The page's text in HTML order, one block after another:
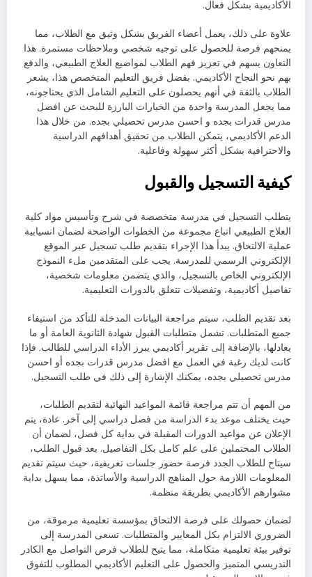
الأكاديمية بشكل فعال.
علاوة على ذلك، يعمل أعضاء الفريق بشكل وثيق مع الطلاب، مما
يمنحهم فرصة للحصول على توجيه شخصي وملاحظات مستمرة. هذا
التعاون يسهم في تعزيز فهم الطلاب لمواضيع العلاج الطبيعي، والدفع
بهم نحو النجاح الأكاديمي. بفضل فريق التعليم المتخصص هذا، يشعر
الطلاب بالثقة في أنهم يحصلون على التعليم الشامل الذي يحتاجونه،
مما يجعل المدرسة واحدة من الخيارات البارزة للبحث عن افضل
مدرس قدرات بجده و احسن مدرس تحصيلي بجده. من خلال هذا
الدعم الأكاديمي، يتمكن الطلاب من تحقيق أهدافهم الدراسية
والاحترافية بشكل أكثر سهولة وفاعلية.
كيفية التسجيل والقبول
يتطلب التسجيل في مدرسة متخصصة في شرح وتأسيس مواد كلية
العلاج الطبيعي اتباع مجموعة من الخطوات الواضحة لضمان انسيابية
عملية الالتحاق. يبدأ هذا الإجراء بتقديم طلب تسجيل عبر الموقع
الإلكتروني الرسمي للمدرسة. يجب على المتقدمين ملء النموذج
الإلكتروني الخاص بالتسجيل، والذي يتضمن معلومات شخصية،
تفاصيل أكاديمية، وتفضيلات تتعلق بالدورات التعليمية.
بعد تقديم الطلب، سيتم مراجعة البيانات المدخلة للتأكد من استيفاء
جميع المتطلبات. تشمل متطلبات القبول شهادة الثانوية العامة أو ما
يعادلها، بالإضافة إلى تقرير أكاديمي يبرز الأداء الدراسي للطالب. فإذا
كانت لديك رغبة في العمل مع افضل مدرس قدرات بجده أو احسن
مدرس تحصيلي بجده، يمكنك الإشارة إلى ذلك في طلب التسجيل.
من المهم أن تتم مراجعة قائمة المواعيد النهائية لتقديم الطلبات،
حيث يختلف موعد بدء الدراسة من فصل دراسي إلى آخر. عادة، يتم
الإعلان عن مواعيد الدورات المقبلة في بداية كل فصل، لضمان أن
الطلاب المحتملين على علم كامل بكل التفاصيل. بعد قبول الطلب،
سيتاح للطلاب الجدد فرصة حضور جلسات تعريفية، حيث سيتم تقديم
المعلومات اللازمة حول المناهج الدراسية والأساتذة، مما يسهل بداية
مشوارهم الأكاديمي بطريقة منظمة.
لضمان حصولك على فرصة الالتحاق بمؤسسة تعليمية مرموقة، من
الضروري الالتزام بكل المعايير والمتطلبات. تسعى المدرسة إلى
توفير بيئة تعليمية متكاملة، مما يتيح للطلاب فرص التواصل مع الكادر
التدريسي المتميز والحصول على التعليم الأكاديمي المطلوب للتفوق